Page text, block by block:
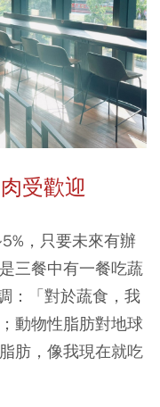
受歡迎
，只要未來有辦
三餐中有一餐吃蔬
：「對於蔬食，我
動物性脂肪對地球
肪，像我現在就吃